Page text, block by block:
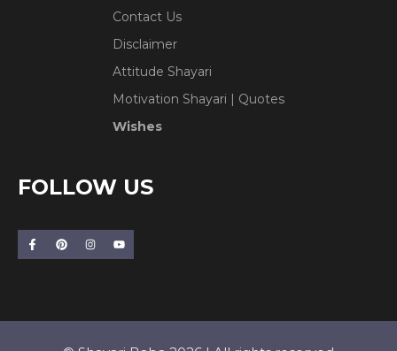
Contact Us
Disclaimer
Attitude Shayari
Motivation Shayari | Quotes
Wishes
FOLLOW US